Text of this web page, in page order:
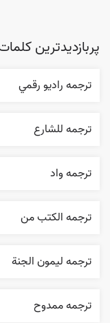
پربازدیدترین
ترجمه راديو رقمي
ترجمه للشارع
ترجمه واد
ترجمه الکتب من
ترجمه ليمون الجنة
ترجمه ممدوح